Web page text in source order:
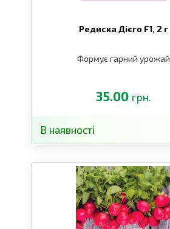
Редиска Дієго F1, 2 г
Формує гарний урожай
35.00 грн.
В наявності